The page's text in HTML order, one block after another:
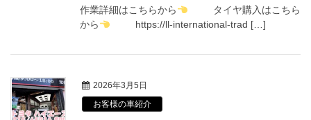
作業詳細はこちらから
タイヤ購入はこちら
から
https://ll-international-trad […]
2026年3月5日
お客様の車紹介